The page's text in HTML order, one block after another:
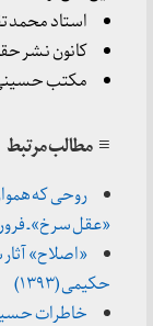
استاد محمد
کانون نشر
مکتب
≡ مطالب مرتبط
روحی که
«عقل سرخ» ـ
«اصلاح»
حکیمی (۱۳۹۳)
خاطرات حسین